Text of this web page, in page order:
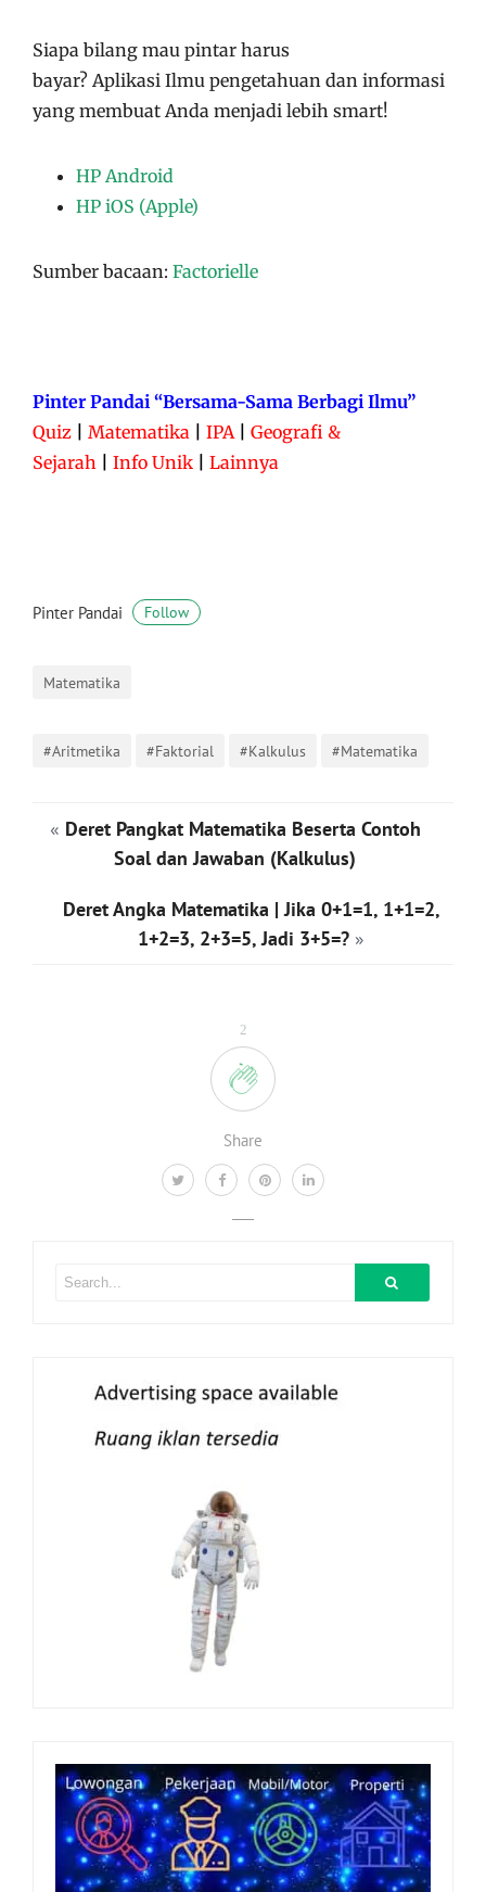
2
Share
Siapa bilang mau pintar harus
bayar? Aplikasi Ilmu pengetahuan dan informasi
yang membuat Anda menjadi lebih smart!
HP Android
HP iOS (Apple)
Sumber bacaan: Factorielle
Pinter Pandai “Bersama-Sama Berbagi Ilmu”
Quiz
Matematika IPA
Geografi &
Sejarah
Info Unik Lainnya
Pinter Pandai Follow
Matematika
#Aritmetika #Faktorial #Kalkulus #Matematika
« Deret Pangkat Matematika Beserta Contoh
Soal dan Jawaban (Kalkulus)
Deret Angka Matematika | Jika 0+1=1, 1+1=2,
1+2=3, 2+3=5, Jadi 3+5=? »